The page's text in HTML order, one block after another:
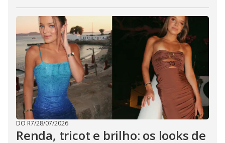
DO R7/28/07/2026
Renda, tricot e brilho: os looks de